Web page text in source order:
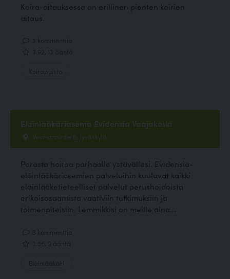
Koira-aitauksessa on erillinen pienten koirien
aitaus.
Eläinlääkäriasema Evidensia Vaajakoski
Vesmannintie 6, Jyväskylä
Parasta hoitoa parhaalle ystävällesi. Evidensia-
eläinlääkäriasemien palveluihin kuuluvat kaikki
eläinlääketieteelliset palvelut perushoidoista
erikoisosaamista vaativiin tutkimuksiin ja
toimenpiteisiin. Lemmikkisi on meille aina...